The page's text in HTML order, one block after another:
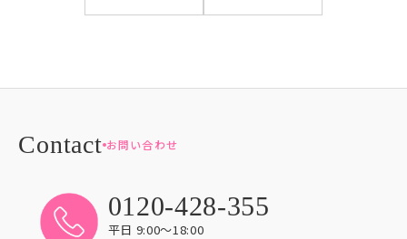
お問い合わせ
0120-428-355
平日 9:00〜18:00